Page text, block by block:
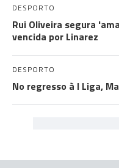
DESPORTO
Rui Oliveira segura
vencida por Linarez
DESPORTO
No regresso à I Liga,